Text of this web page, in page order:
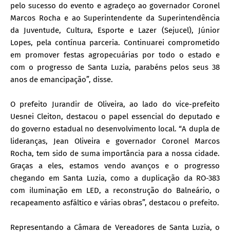
pelo sucesso do evento e agradeço ao governador Coronel
Marcos Rocha e ao Superintendente da Superintendência
da Juventude, Cultura, Esporte e Lazer (Sejucel), Júnior
Lopes, pela contínua parceria. Continuarei comprometido
em promover festas agropecuárias por todo o estado e
com o progresso de Santa Luzia, parabéns pelos seus 38
anos de emancipação”, disse.
O prefeito Jurandir de Oliveira, ao lado do vice-prefeito
Uesnei Cleiton, destacou o papel essencial do deputado e
do governo estadual no desenvolvimento local. “A dupla de
lideranças, Jean Oliveira e governador Coronel Marcos
Rocha, tem sido de suma importância para a nossa cidade.
Graças a eles, estamos vendo avanços e o progresso
chegando em Santa Luzia, como a duplicação da RO-383
com iluminação em LED, a reconstrução do Balneário, o
recapeamento asfáltico e várias obras”, destacou o prefeito.
Representando a Câmara de Vereadores de Santa Luzia, o